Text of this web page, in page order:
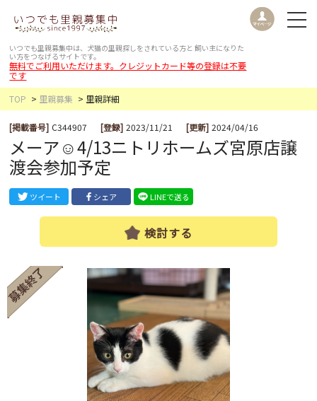
いつでも里親募集中は、犬猫の里親探しをされている方と 飼い主になりた
い方をつなげるサイトです。
無料でご利用いただけます。クレジットカード等の登録は不要
です
TOP
里親募集 里親詳細
[掲載番号] C344907 [登録] 2023/11/21 [更新] 2024/04/16
メーア☺︎4/13ニトリホームズ宮原店譲
渡会参加予定
ツイート シェア LINEで送る
検討する